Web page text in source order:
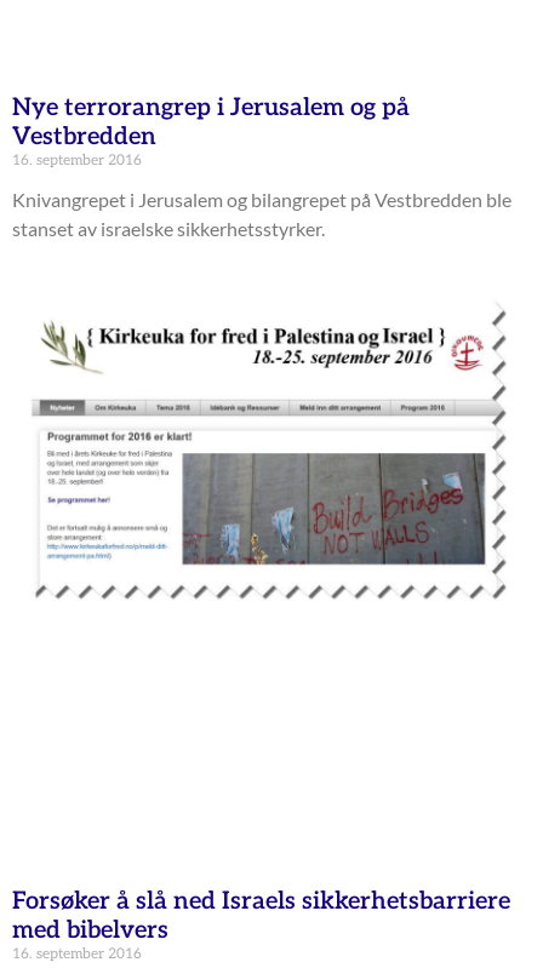
Nye terrorangrep i Jerusalem og på
Vestbredden
16. september 2016
Knivangrepet i Jerusalem og bilangrepet på Vestbredden ble
stanset av israelske sikkerhetsstyrker.
Forsøker å slå ned Israels sikkerhetsbarriere
med bibelvers
16. september 2016